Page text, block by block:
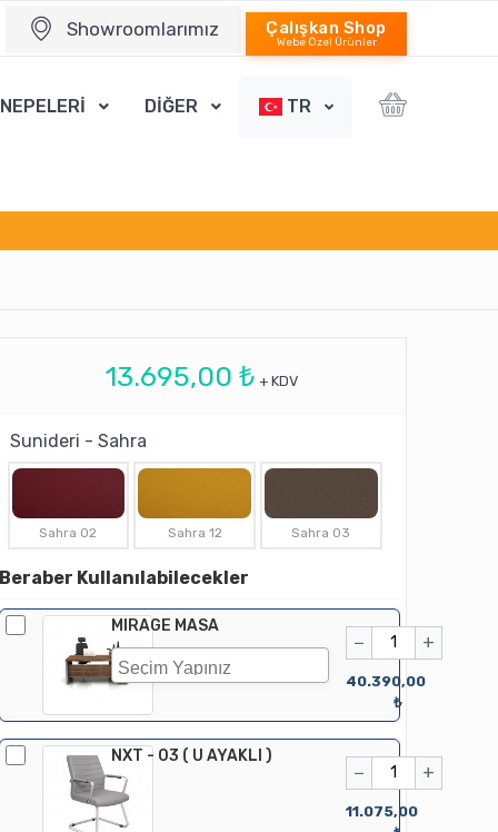
Showroomlarımız Çalışkan Shop
Webe Özel Ürünler
DİĞER TR
13.695,00 ₺ + KDV
Sunideri - Sahra
Sahra 02 Sahra 12 Sahra 03
Beraber Kullanılabilecekler
MIRAGE MASA
− +
40.390,00
₺
NXT - 03 ( U AYAKLI )
− +
11.075,00